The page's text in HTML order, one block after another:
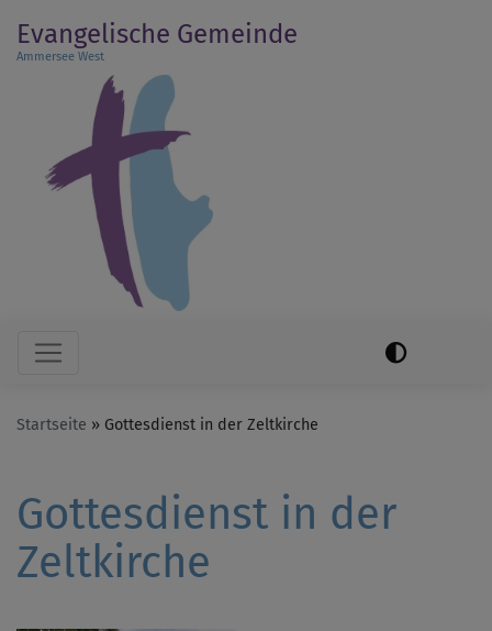
zum
Inhalt
Evangelische Gemeinde
Ammersee West
Hauptnavigation
Startseite Gottesdienst in der Zeltkirche
Gottesdienst in der
Zeltkirche